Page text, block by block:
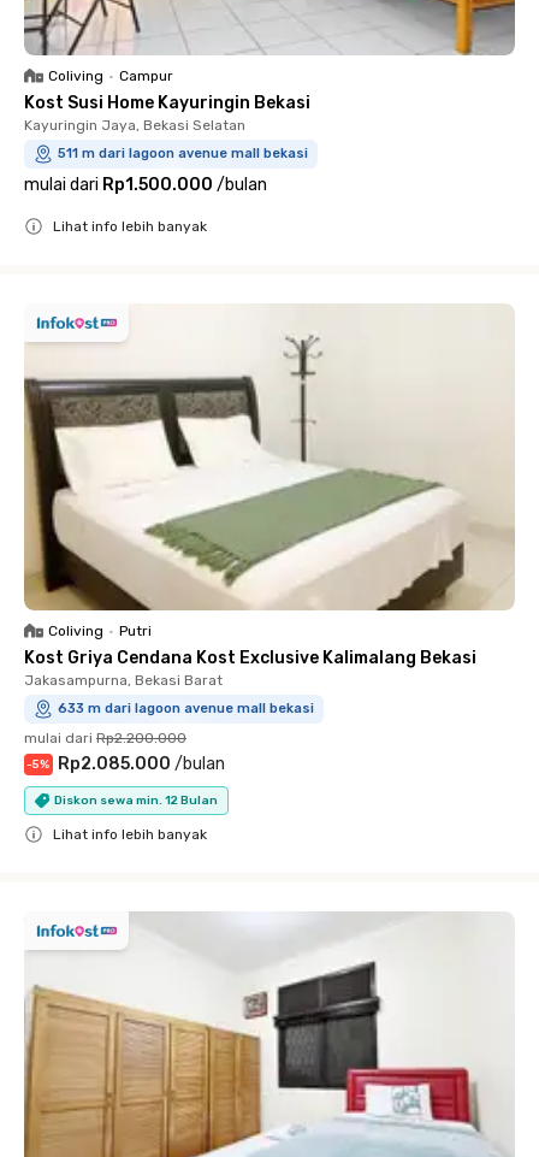
Coliving • Campur
Kost Susi Home Kayuringin Bekasi
Kayuringin Jaya, Bekasi Selatan
511 m dari lagoon avenue mall bekasi
mulai dari Rp1.500.000 /bulan
Lihat info lebih banyak
Coliving • Putri
Kost Griya Cendana Kost Exclusive Kalimalang Bekasi
Jakasampurna, Bekasi Barat
633 m dari lagoon avenue mall bekasi
mulai dari Rp2.200.000
-5% Rp2.085.000 /bulan
Diskon sewa min. 12 Bulan
Lihat info lebih banyak